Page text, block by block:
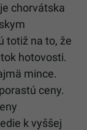
chorvátska
totiž na to, že
hotovosti.
mince.
ceny.
k vyššej